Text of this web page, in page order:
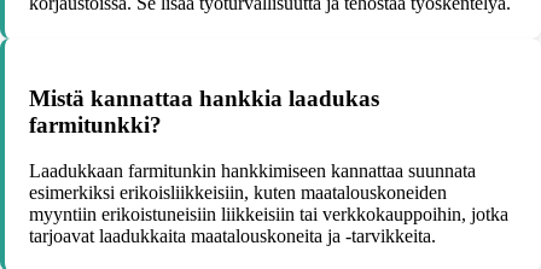
Mistä kannattaa hankkia laadukas
farmitunkki?
Laadukkaan farmitunkin hankkimiseen kannattaa suunnata
esimerkiksi erikoisliikkeisiin, kuten maatalouskoneiden
myyntiin erikoistuneisiin liikkeisiin tai verkkokauppoihin, jotka
tarjoavat laadukkaita maatalouskoneita ja -tarvikkeita.